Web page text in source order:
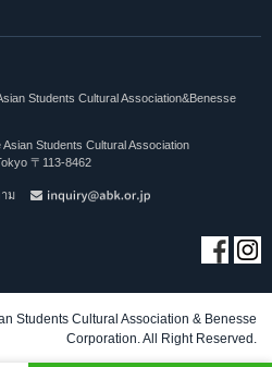
Students Cultural Association&Benesse
Students Cultural Association
〒113-8462
ม
Students Cultural Association & Benesse
Corporation. All Right Reserved.